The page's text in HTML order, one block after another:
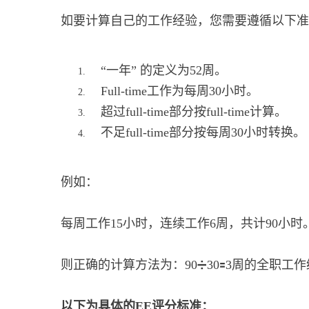
如要计算自己的工作经验，您需要遵循以下准
“一年” 的定义为52周。
Full-time工作为每周30小时。
超过full-time部分按full-time计算。
不足full-time部分按每周30小时转换。
例如：
每周工作15小时，连续工作6周，共计90小时。
则正确的计算方法为：90➗30🟰3周的全职工作
以下为具体的EE评分标准：